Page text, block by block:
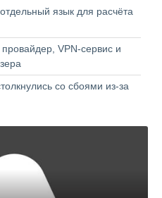
язык для расчёта
VPN-сервис и
со сбоями из-за